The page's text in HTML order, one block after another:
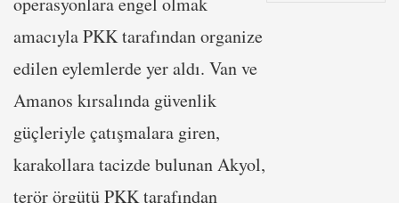
amacıyla PKK tarafından organize
edilen eylemlerde yer aldı. Van ve
Amanos kırsalında güvenlik
güçleriyle çatışmalara giren,
karakollara tacizde bulunan Akyol,
terör örgütü PKK tarafından